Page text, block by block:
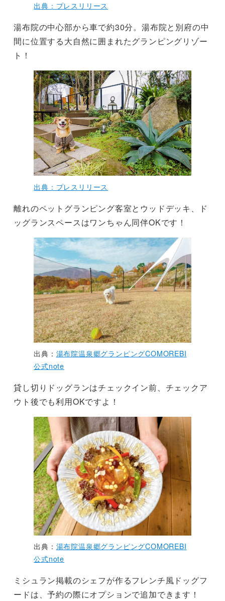
出典：プレスリリース
湯布院の中心部から車で約30分。湯布院と別府の中
間に位置する大自然に囲まれたグランピングリゾー
ト！
出典：プレスリリース
離れのペットグランピング客室とウッドデッキ、ド
ッグランスペースはワンちゃん同伴OKです！
出典： 湯布院温泉郷グランピングCOMOREBI
公式note
貸し切りドッグランはチェックイン前、チェックア
ウト後でも利用OKですよ！
出典： 湯布院温泉郷グランピングCOMOREBI
公式note
ミシュラン掲載のシェフが作るフレンチ風ドッグフ
ードは、予約の際にオプションで追加できます！